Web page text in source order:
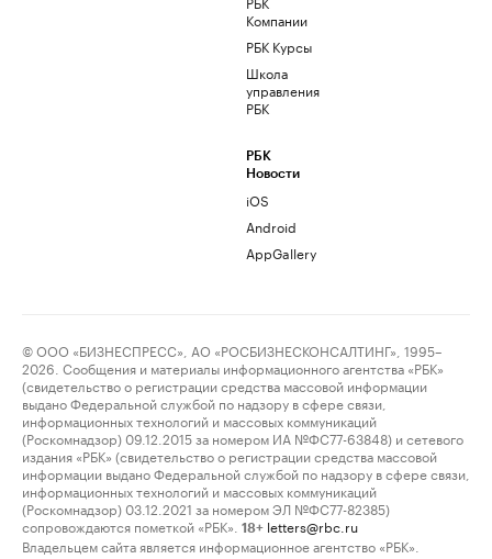
Компании
РБК Курсы
Школа
управления
РБК
РБК
Новости
iOS
Android
AppGallery
© ООО «БИЗНЕСПРЕСС», АО «РОСБИЗНЕСКОНСАЛТИНГ», 1995–
2026. Сообщения и материалы информационного агентства «РБК»
(свидетельство о регистрации средства массовой информации
выдано Федеральной службой по надзору в сфере связи,
информационных технологий и массовых коммуникаций
(Роскомнадзор) 09.12.2015 за номером ИА №ФС77-63848) и сетевого
издания «РБК» (свидетельство о регистрации средства массовой
информации выдано Федеральной службой по надзору в сфере связи,
информационных технологий и массовых коммуникаций
(Роскомнадзор) 03.12.2021 за номером ЭЛ №ФС77-82385)
сопровождаются пометкой «РБК».
18+ letters@rbc.ru
Владельцем сайта является информационное агентство «РБК».